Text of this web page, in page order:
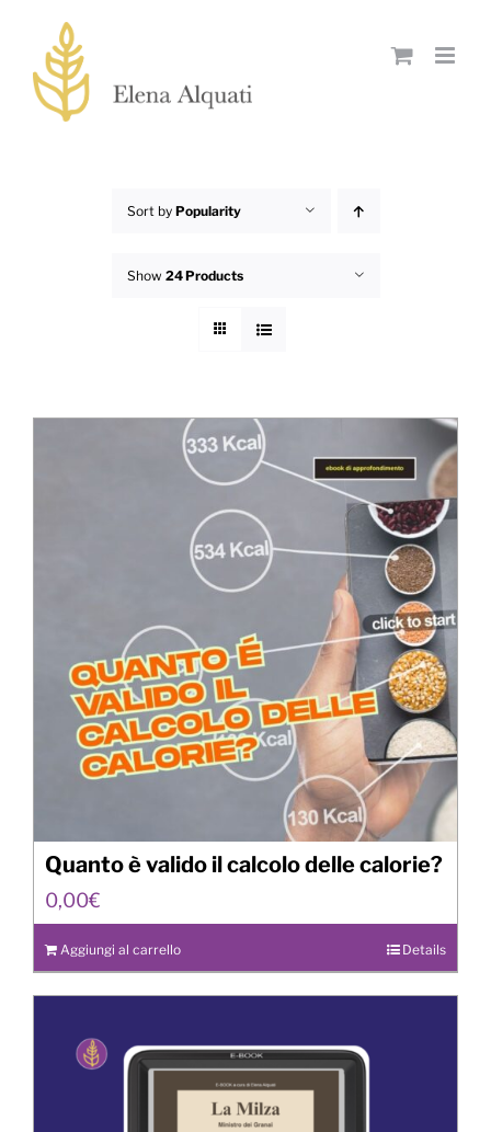
content
Sort by Popularity
Show 24 Products
Quanto è valido il calcolo delle calorie?
0,00€
Aggiungi al carrello Details